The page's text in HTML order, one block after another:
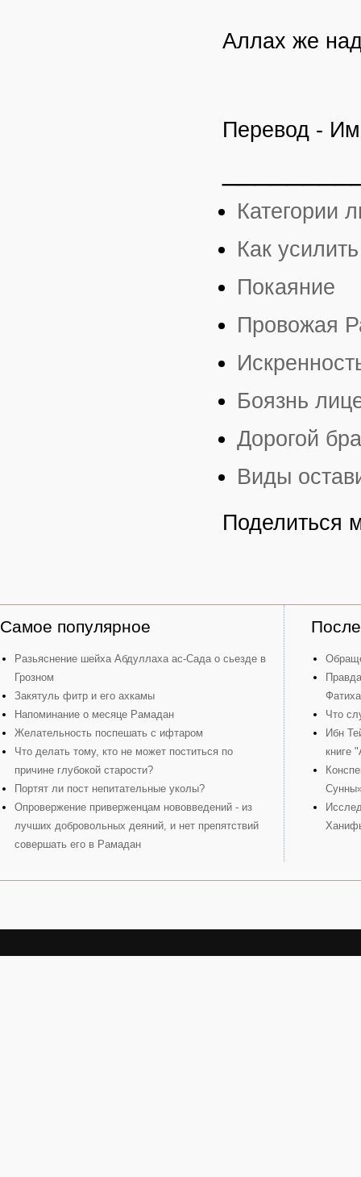
Аллах же
Перевод -
Категории
Как
Покаяние
Провожая
Боязнь
Дорогой
Виды
Поделиться
Самое популярное
Разьяснение шейха Абдуллаха ас-Сада о сьезде в
Грозном
Закятуль фитр и его ахкамы
Напоминание о месяце Рамадан
Желательность поспешать с ифтаром
Что делать тому, кто не может поститься по
причине глубокой старости?
Портят ли пост непитательные уколы?
Опровержение приверженцам нововведений - из
лучших добровольных деяний, и нет препятствий
совершать его в Рамадан
Что
Ибн
книге